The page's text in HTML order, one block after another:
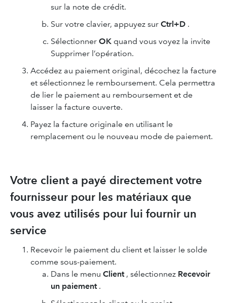
sur la note de crédit.
Sur votre clavier, appuyez sur Ctrl+D .
Sélectionner OK quand vous voyez la invite
Supprimer l’opération.
Accédez au paiement original, décochez la facture
et sélectionnez le remboursement. Cela permettra
de lier le paiement au remboursement et de
laisser la facture ouverte.
Payez la facture originale en utilisant le
remplacement ou le nouveau mode de paiement.
Votre client a payé directement votre
fournisseur pour les matériaux que
vous avez utilisés pour lui fournir un
service
Recevoir le paiement du client et laisser le solde
comme sous-paiement.
Dans le menu Client, sélectionnez Recevoir
un paiement.